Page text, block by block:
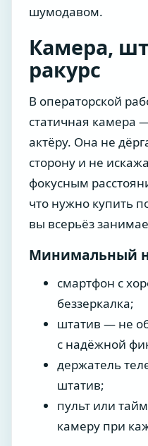
шумодавом.
Камера,
ракурс
В операторской
статичная камера
актёру. Она не
сторону и не
фокусным
что нужно купить
вы всерьёз
Минимальный
смартфон с
беззеркалка;
штатив — не
с надёжной
держатель
штатив;
пульт или
камеру при